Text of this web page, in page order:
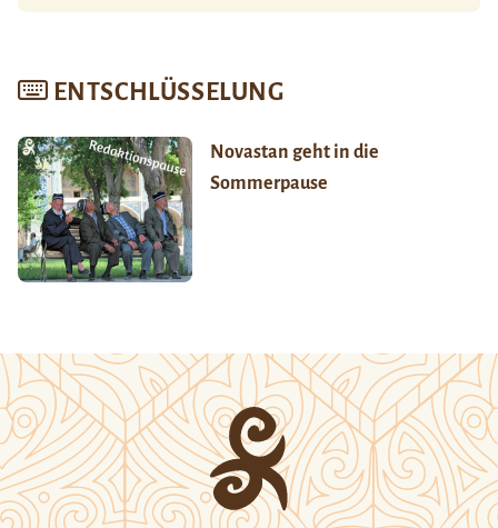
ENTSCHLÜSSELUNG
Novastan geht in die
Sommerpause